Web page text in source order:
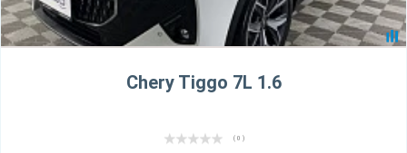
Chery Tiggo 7L 1.6
( 0 )